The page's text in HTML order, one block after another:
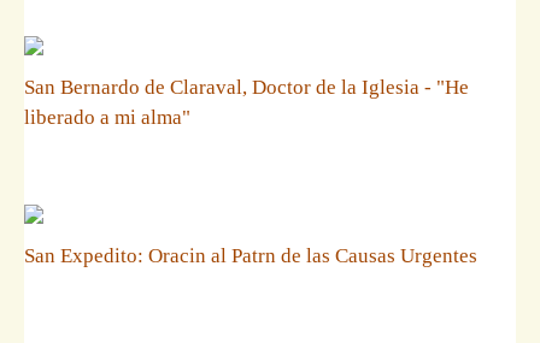
San Bernardo de Claraval, Doctor de la Iglesia - "He
liberado a mi alma"
San Expedito: Oracin al Patrn de las Causas Urgentes